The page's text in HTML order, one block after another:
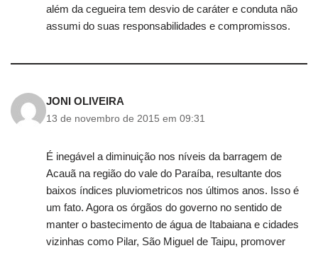
além da cegueira tem desvio de caráter e conduta não
assumi do suas responsabilidades e compromissos.
JONI OLIVEIRA
13 de novembro de 2015 em 09:31
É inegável a diminuição nos níveis da barragem de
Acauã na região do vale do Paraíba, resultante dos
baixos índices pluviometricos nos últimos anos. Isso é
um fato. Agora os órgãos do governo no sentido de
manter o bastecimento de água de Itabaiana e cidades
vizinhas como Pilar, São Miguel de Taipu, promover